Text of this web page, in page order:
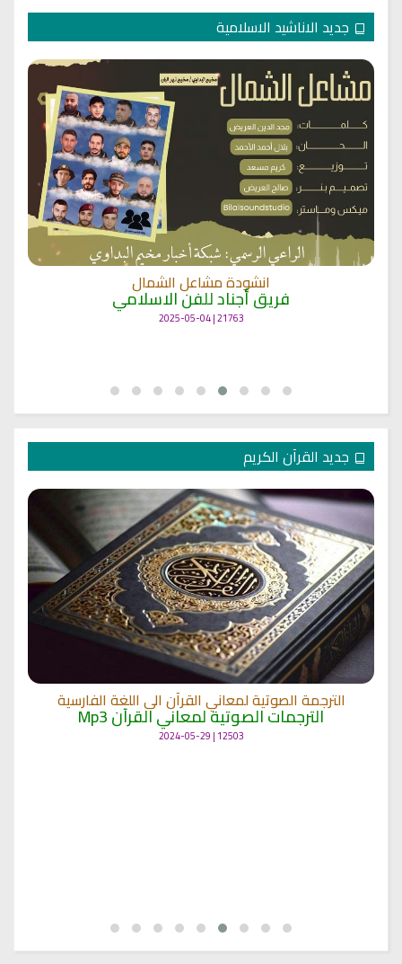
جديد الاناشيد الاسلامية
انشودة مشاعل الشمال
فريق أجناد للفن الاسلامي
21763 | 2025-05-04
جديد القرآن الكريم
الترجمة الصوتية لمعاني القرآن الى اللغة الفارسية
الترجمات الصوتية لمعاني القرآن Mp3
12503 | 2024-05-29